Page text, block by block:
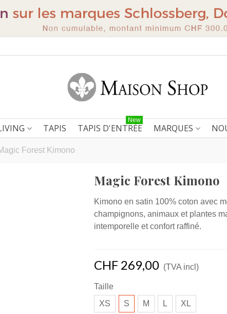
TAPIS TAPIS D'ENTRÉE
New
MARQUES
Forest Kimono
Magic Forest Kimono
Kimono en satin 100% coton avec
champignons, animaux et plantes
intemporelle et confort raffiné.
CHF 269,00 (TVA incl)
Taille
XS
S M L XL